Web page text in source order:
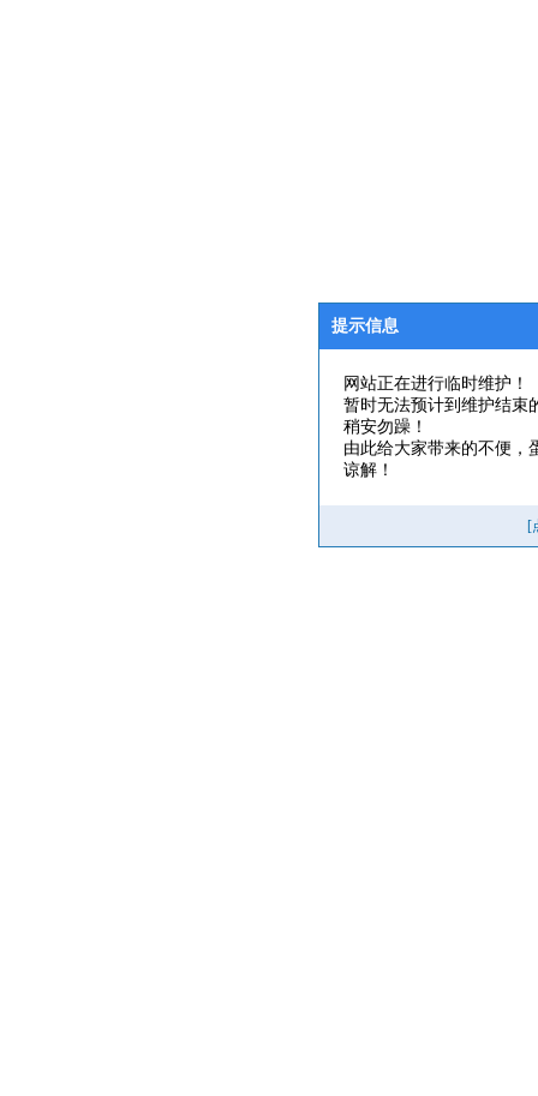
提示信息
网站正在进行临时维护！
暂时无法预计到维护结束
稍安勿躁！
由此给大家带来的不便，
谅解！
[